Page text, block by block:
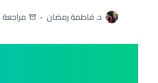
د. فاطمة رمضان مراجعة